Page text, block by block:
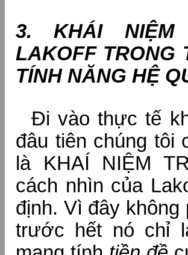
3. KHÁI NIỆM
LAKOFF TRONG
TÍNH NĂNG HỆ
Đi vào thực tế
đâu tiên chúng tôi
là KHAÍ NIỆM
cách nhìn của
định. Vì đây không
trước hết nó chỉ